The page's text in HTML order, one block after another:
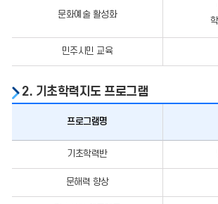
문화예술 활성화
민주시민 교육
2. 기초학력지도 프로그램
프로그램명
기초학력반
문해력 향상